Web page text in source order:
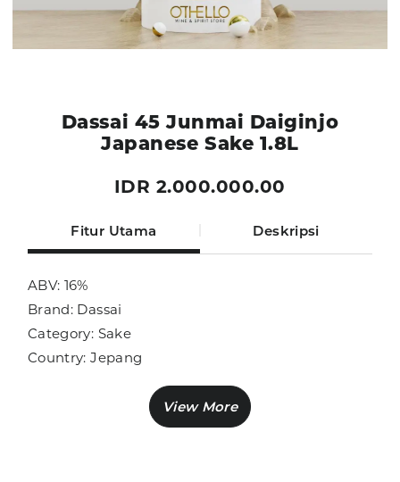
Dassai 45 Junmai Daiginjo
Japanese Sake 1.8L
IDR 2.000.000.00
Fitur Utama Deskripsi
ABV: 16%
Brand: Dassai
Category: Sake
Country: Jepang
Sub Category: Sake